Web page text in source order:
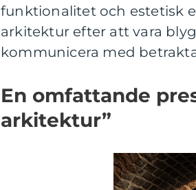
funktionalitet och estetisk
arkitektur efter att vara
kommunicera med
En omfattande
arkitektur”